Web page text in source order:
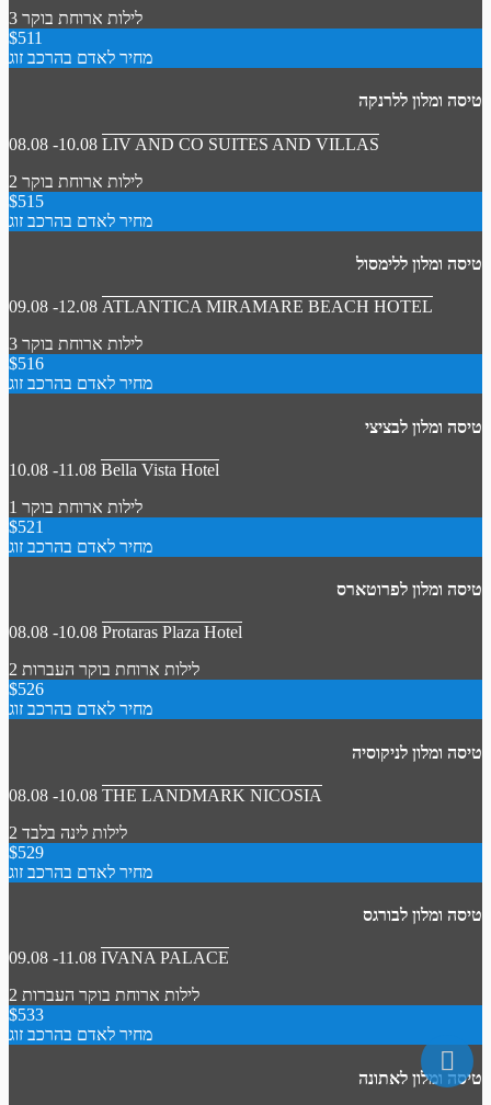
3 לילות ארוחת בוקר
$511
מחיר לאדם בהרכב זוג
טיסה ומלון ללרנקה
08.08 -10.08 LIV AND CO SUITES AND VILLAS
2 לילות ארוחת בוקר
$515
מחיר לאדם בהרכב זוג
טיסה ומלון ללימסול
09.08 -12.08 ATLANTICA MIRAMARE BEACH HOTEL
3 לילות ארוחת בוקר
$516
מחיר לאדם בהרכב זוג
טיסה ומלון לבציצי
10.08 -11.08 Bella Vista Hotel
1 לילות ארוחת בוקר
$521
מחיר לאדם בהרכב זוג
טיסה ומלון לפרוטארס
08.08 -10.08 Protaras Plaza Hotel
2 לילות ארוחת בוקר העברות
$526
מחיר לאדם בהרכב זוג
טיסה ומלון לניקוסיה
08.08 -10.08 THE LANDMARK NICOSIA
2 לילות לינה בלבד
$529
מחיר לאדם בהרכב זוג
טיסה ומלון לבורגס
09.08 -11.08 IVANA PALACE
2 לילות ארוחת בוקר העברות
$533
מחיר לאדם בהרכב זוג
טיסה ומלון לאתונה